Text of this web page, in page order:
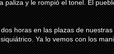
paliza y le rompió el tonel. El
horas en las plazas de
Ya lo vemos con los